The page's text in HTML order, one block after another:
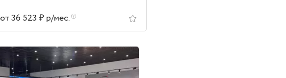
от 36 523 ₽ р/мес.
В наличии